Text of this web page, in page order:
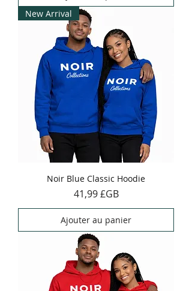
New Arrival
Noir Blue Classic Hoodie
Prix
41,99 £GB
Ajouter au panier